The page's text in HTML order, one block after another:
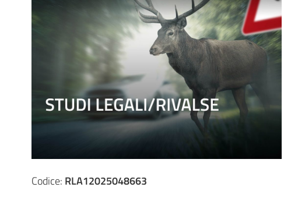
Codice: RLA12025048663